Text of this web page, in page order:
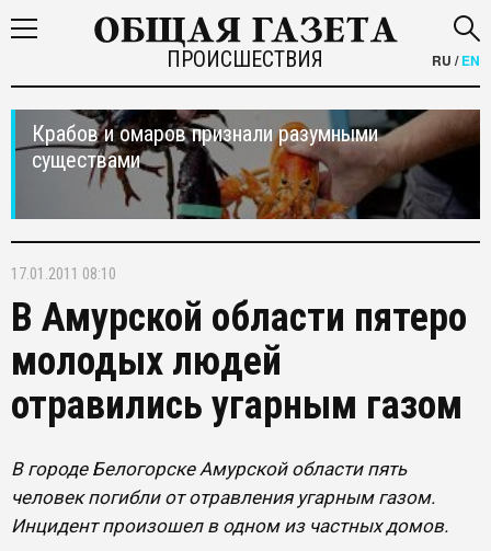
ПРОИСШЕСТВИЯ RU /EN
Крабов и омаров признали разумными
существами
17.01.2011 08:10
В Амурской области пятеро
молодых людей
отравились угарным газом
В городе Белогорске Амурской области пять
человек погибли от отравления угарным газом.
Инцидент произошел в одном из частных домов.